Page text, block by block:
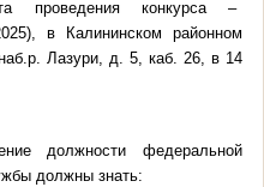
проведения конкурса –
, в Калининском районном
Лазури, д. 5, каб. 26, в 14
должности федеральной
должны знать: